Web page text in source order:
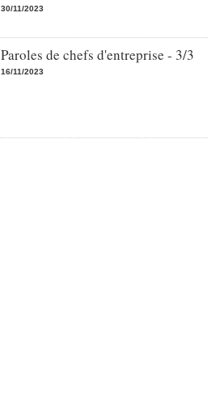
30/11/2023
Paroles de chefs d'entreprise - 3/3
16/11/2023